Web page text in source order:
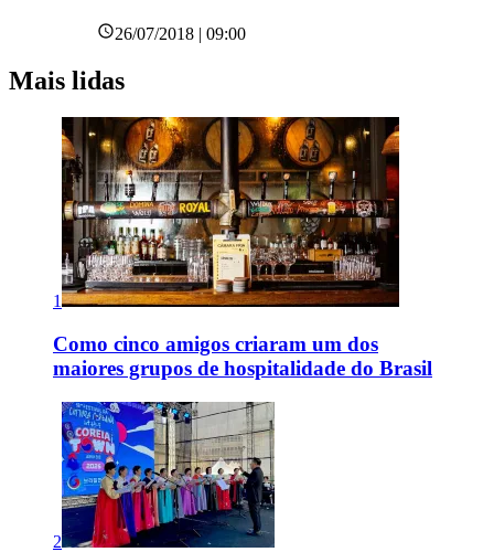
26/07/2018 | 09:00
Mais lidas
1
Como cinco amigos criaram um dos
maiores grupos de hospitalidade do Brasil
2